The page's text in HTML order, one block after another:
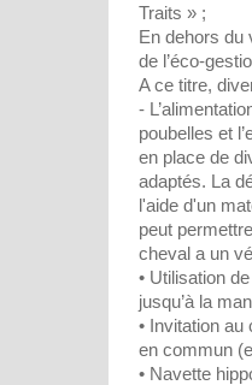
Traits » ;
En dehors du
de l’éco-
A ce titre,
-
poubelles et
en place de
adaptés. La
l'aide d'un
peut
cheval a un
• Utilisation
jusqu’à la
• Invitation au
en commun
• Navette